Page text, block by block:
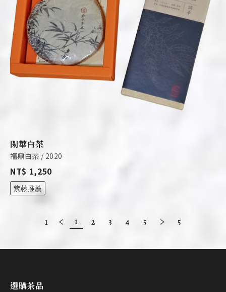
閑華白茶
福鼎白茶 / 2020
NT$ 1,250
紫藤推薦
1 1 2 3 4 5 5
選購茶品